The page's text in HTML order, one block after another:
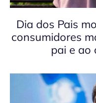
Dia dos Pais
consumidores
pai e ao